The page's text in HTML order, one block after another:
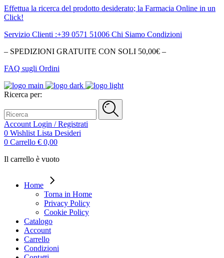
Effettua la ricerca del prodotto desiderato; la Farmacia Online in un
Click!
Servizio Clienti :+39 0571 51006 Chi Siamo Condizioni
– SPEDIZIONI GRATUITE CON SOLI 50,00€ –
FAQ sugli Ordini
Ricerca per:
Account Login / Registrati
0 Wishlist Lista Desideri
0 Carrello € 0,00
Il carrello è vuoto
Home
Torna in Home
Privacy Policy
Cookie Policy
Catalogo
Account
Carrello
Condizioni